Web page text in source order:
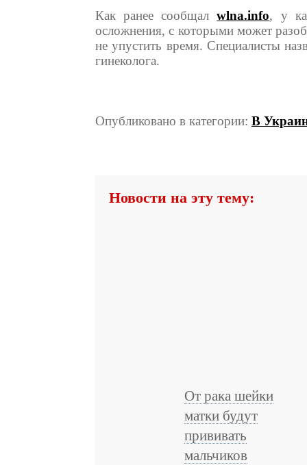
Как ранее сообщалwlna.info, у
осложнения, с которыми может
не упустить время. Специалисты
гинеколога.
Опубликовано в категории: В
Новости на эту тему:
От рака шейки
матки будут
прививать
мальчиков